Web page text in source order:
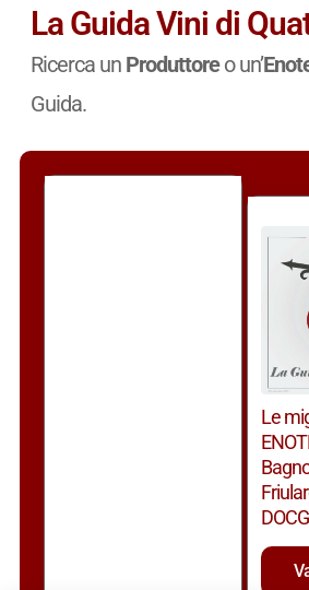
La Guida Vini di
Ricerca un Produttoreo un’
Guida.
Le
DOCG